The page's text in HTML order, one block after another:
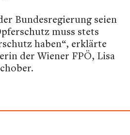
Bundesregierung seien
muss stets
haben“, erklärte
der Wiener FPÖ, Lisa